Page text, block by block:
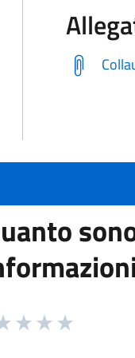
da 1 a 5 stelle la pagina